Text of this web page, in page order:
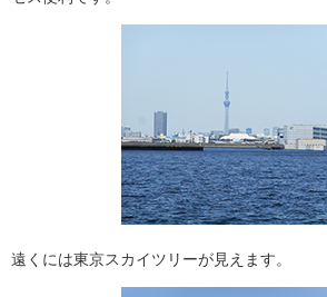
遠くには東京スカイツリーが見えます。